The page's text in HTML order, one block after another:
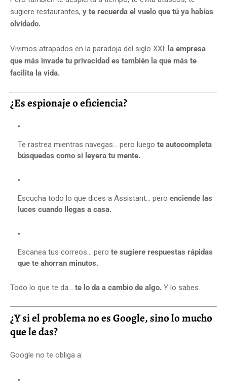
sugiere restaurantes, y te recuerda el vuelo que tú ya habías
olvidado.
Vivimos atrapados en la paradoja del siglo XXI: la empresa
que más invade tu privacidad es también la que más te
facilita la vida.
¿Es espionaje o eficiencia?
Te rastrea mientras navegas… pero luego te autocompleta
búsquedas como si leyera tu mente.
Escucha todo lo que dices a Assistant… pero enciende las
luces cuando llegas a casa.
Escanea tus correos… pero te sugiere respuestas rápidas
que te ahorran minutos.
Todo lo que te da… te lo da a cambio de algo. Y lo sabes.
¿Y si el problema no es Google, sino lo mucho
que le das?
Google no te obliga a: